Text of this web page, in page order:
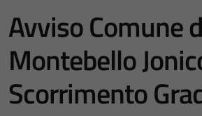
Avviso Comune
Montebello
Scorrimento